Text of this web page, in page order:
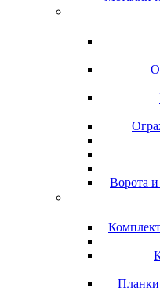
Ворота и
Планки